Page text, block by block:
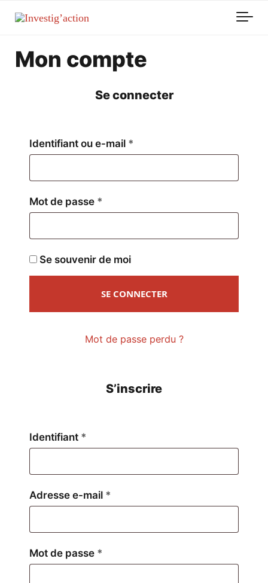
Mon compte
Se connecter
Identifiant ou e-mail *
Mot de passe *
Se souvenir de moi
SE CONNECTER
Mot de passe perdu ?
S’inscrire
Identifiant *
Adresse e-mail *
Mot de passe *